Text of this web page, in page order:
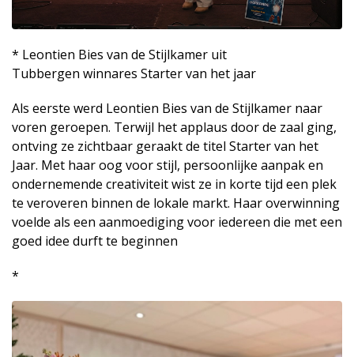
* Leontien Bies van de Stijlkamer uit
Tubbergen winnares Starter van het jaar
Als eerste werd Leontien Bies van de Stijlkamer naar
voren geroepen. Terwijl het applaus door de zaal ging,
ontving ze zichtbaar geraakt de titel Starter van het
Jaar. Met haar oog voor stijl, persoonlijke aanpak en
ondernemende creativiteit wist ze in korte tijd een plek
te veroveren binnen de lokale markt. Haar overwinning
voelde als een aanmoediging voor iedereen die met een
goed idee durft te beginnen
*